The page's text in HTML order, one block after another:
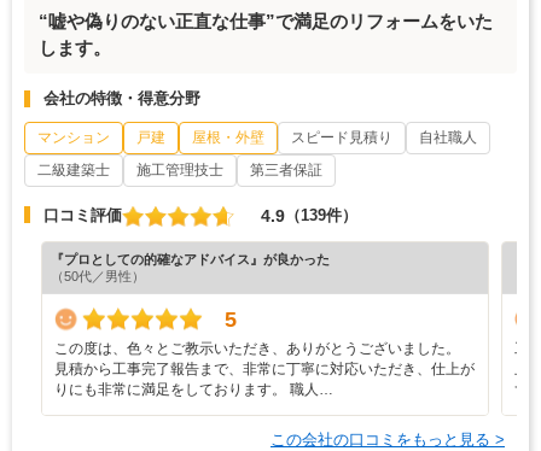
“嘘や偽りのない正直な仕事”で満足のリフォームをいた
します。
会社の特徴・得意分野
マンション 戸建 屋根・外壁 スピード見積り
自社職人
二級建築士
施工管理技士 第三者保証
口コミ評価 4.9 （139件）
『プロとしての的確なアドバイス』が良かった
（50代／男性）
5
この度は、色々とご教示いただき、ありがとうございました。
見積から工事完了報告まで、非常に丁寧に対応いただき、仕上が
りにも非常に満足をしております。 職人…
工
止
ず
この会社の口コミをもっと見る >